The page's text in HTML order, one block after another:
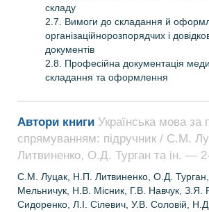
складу
2.7. Вимоги до складання й
організаційно­розпорядчих і
документів
2.8. Професійна документація
складання та оформлення
Автори книги Українська мова за
спрямуванням: підручник / С.М.
Литвиненко, О.Д. Турган та ін. —
С.М. Луцак, Н.П. Литвиненко, О.Д.
Мельничук, Н.В. Місник, Г.В. Навчук, З.Я.
Сидоренко, Л.І. Сілевич, У.В. Соловій,